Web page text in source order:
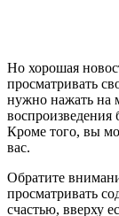
Но хорошая
просматривать
нужно нажать на
воспроизведения
Кроме того, вы
вас.
Обратите
просматривать
счастью, вверху